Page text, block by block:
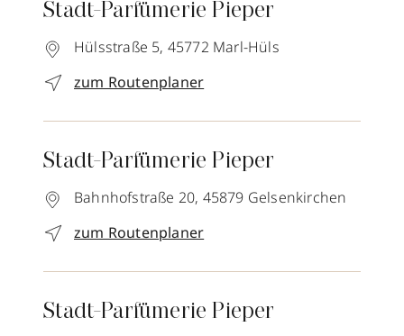
Stadt-Parfümerie Pieper
Hülsstraße 5, 45772 Marl-Hüls
zum Routenplaner
Stadt-Parfümerie Pieper
Bahnhofstraße 20, 45879 Gelsenkirchen
zum Routenplaner
Stadt-Parfümerie Pieper